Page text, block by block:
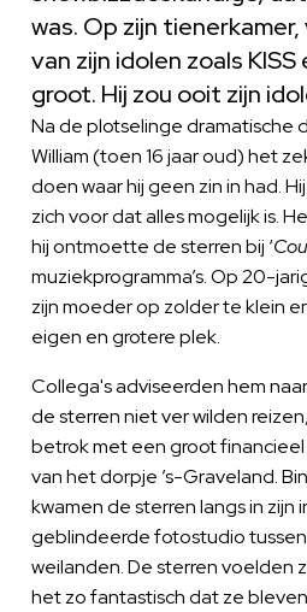
was. Op zijn
van zijn idolen zoals
groot. Hij zou ooit zijn
Na de plotselinge dramatische
William (toen 16 jaar oud) het
doen waar hij geen zin in had.
zich voor dat alles mogelijk is.
hij ontmoette de sterren bij ‘
muziekprogramma’s. Op 20-
zijn moeder op zolder te klein
eigen en grotere plek.
Collega's adviseerden hem
de sterren niet ver wilden
betrok met een groot
van het dorpje ’s-Graveland.
kwamen de sterren langs in
geblindeerde fotostudio
weilanden. De sterren voelden
het zo fantastisch dat ze